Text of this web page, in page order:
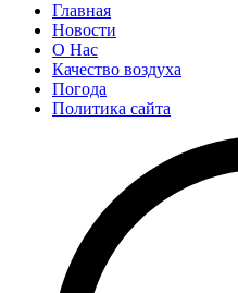
Главная
Новости
О Нас
Качество воздуха
Погода
Политика сайта